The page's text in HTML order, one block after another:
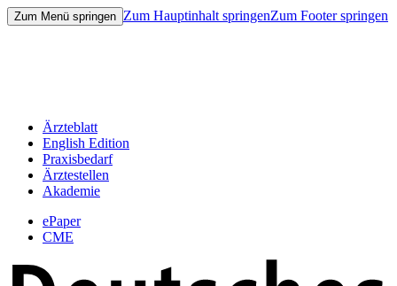
Zum Menü springen Zum Hauptinhalt springenZum Footer springen
Ärzteblatt
English Edition
Praxisbedarf
Ärztestellen
Akademie
ePaper
CME